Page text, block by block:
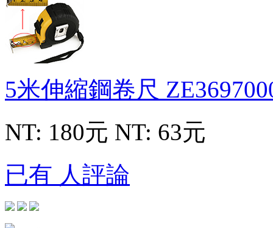
5米伸縮鋼卷尺
NT: 180元 NT: 63元
已有 人評論